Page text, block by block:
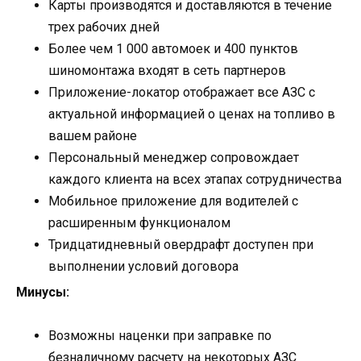
Карты производятся и доставляются в течение
трех рабочих дней
Более чем 1 000 автомоек и 400 пунктов
шиномонтажа входят в сеть партнеров
Приложение-локатор отображает все АЗС с
актуальной информацией о ценах на топливо в
вашем районе
Персональный менеджер сопровождает
каждого клиента на всех этапах сотрудничества
Мобильное приложение для водителей с
расширенным функционалом
Тридцатидневный овердрафт доступен при
выполнении условий договора
Минусы:
Возможны наценки при заправке по
безналичному расчету на некоторых АЗС